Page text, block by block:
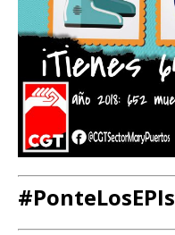
#PonteLosEPIs